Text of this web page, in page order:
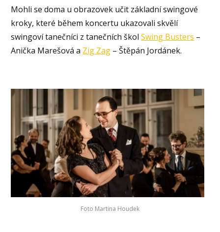
Mohli se doma u obrazovek učit základní swingové
kroky, které během koncertu ukazovali skvělí
swingoví tanečníci z tanečních školSwing Busters –
Anička Marešová a Zig Zag – Štěpán Jordánek.
Foto Martina Houdek